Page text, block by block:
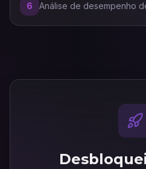
6 Análise de desempenho